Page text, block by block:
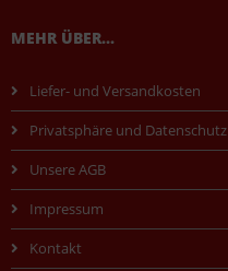
MEHR ÜBER...
Liefer- und Versandkosten
Privatsphäre und Datenschutz
Unsere AGB
Impressum
Kontakt